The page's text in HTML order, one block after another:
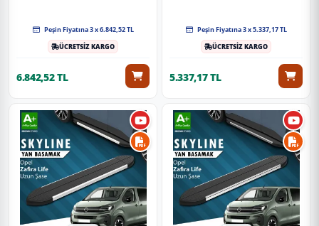
Peşin Fiyatına 3 x 6.842,52 TL
ÜCRETSİZ KARGO
6.842,52 TL
Peşin Fiyatına 3 x 5.337,17 TL
ÜCRETSİZ KARGO
5.337,17 TL